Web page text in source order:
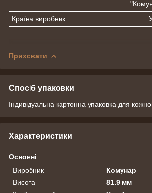
Країна виробник
Приховати
Спосіб упаковки
Індивідуальна картонна упаковка для
Характеристики
Основні
Виробник
Комунар
Висота
81.9 мм